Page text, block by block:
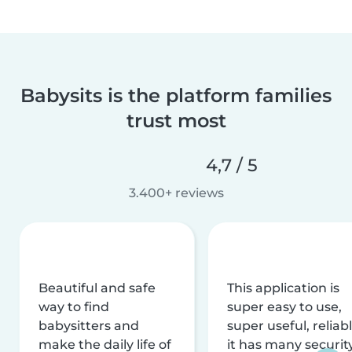
Babysits is the platform families
trust most
4,7 / 5
3.400+ reviews
Beautiful and safe
way to find
babysitters and
make the daily life of
This application is
super easy to use,
super useful,
it has many